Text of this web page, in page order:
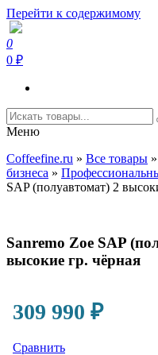
Перейти к содержимому
Coffeefine.ru
Интернет-магазин
0
0 ₽
Меню
Coffeefine.ru » Все товары »
бизнеса »
SAP (полуавтомат) 2
Sanremo Zoe SAP
высокие гр. чёрная
309 990 ₽
Сравнить